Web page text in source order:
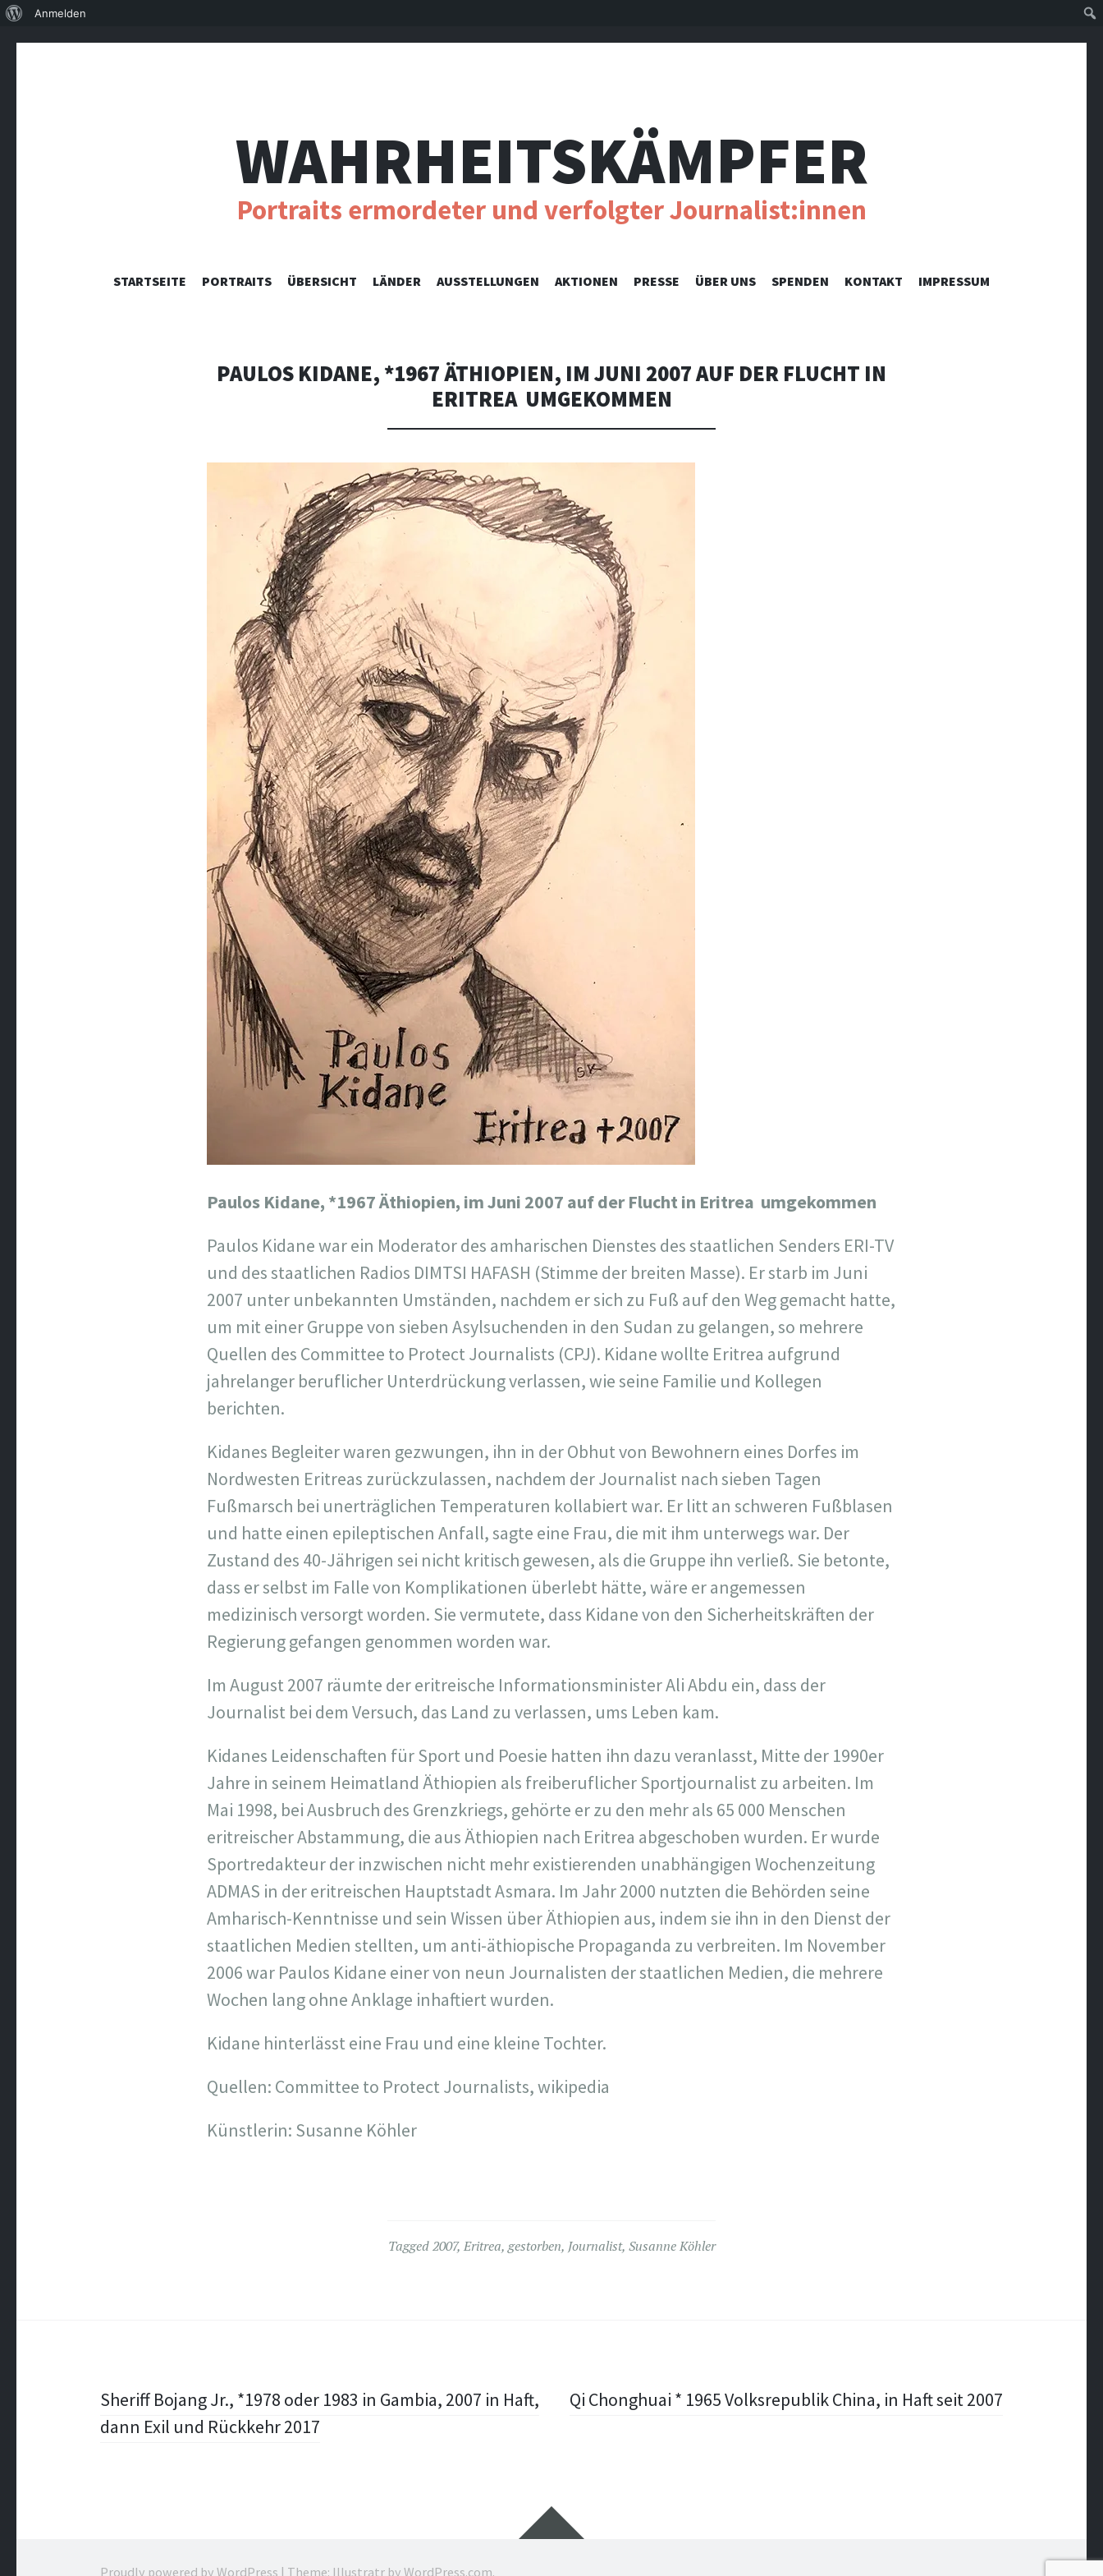
WAHRHEITSKÄMPFER
Portraits ermordeter und verfolgter Journalist:innen
SKIP
STARTSEITE PORTRAITS ÜBERSICHT LÄNDER AUSSTELLUNGEN AKTIONEN PRESSE ÜBER UNS SPENDEN KONTAKT IMPRESSUM
PAULOS KIDANE, *1967 ÄTHIOPIEN, IM JUNI 2007 AUF DER FLUCHT IN
ERITREA UMGEKOMMEN
Paulos Kidane, *1967 Äthiopien, im Juni 2007 auf der Flucht in Eritrea umgekommen
Paulos Kidane war ein Moderator des amharischen Dienstes des staatlichen Senders ERI-TV
und des staatlichen Radios DIMTSI HAFASH (Stimme der breiten Masse). Er starb im Juni
2007 unter unbekannten Umständen, nachdem er sich zu Fuß auf den Weg gemacht hatte,
um mit einer Gruppe von sieben Asylsuchenden in den Sudan zu gelangen, so mehrere
Quellen des Committee to Protect Journalists (CPJ). Kidane wollte Eritrea aufgrund
jahrelanger beruflicher Unterdrückung verlassen, wie seine Familie und Kollegen
berichten.
Kidanes Begleiter waren gezwungen, ihn in der Obhut von Bewohnern eines Dorfes im
Nordwesten Eritreas zurückzulassen, nachdem der Journalist nach sieben Tagen
Fußmarsch bei unerträglichen Temperaturen kollabiert war. Er litt an schweren Fußblasen
und hatte einen epileptischen Anfall, sagte eine Frau, die mit ihm unterwegs war. Der
Zustand des 40-Jährigen sei nicht kritisch gewesen, als die Gruppe ihn verließ. Sie betonte,
dass er selbst im Falle von Komplikationen überlebt hätte, wäre er angemessen
medizinisch versorgt worden. Sie vermutete, dass Kidane von den Sicherheitskräften der
Regierung gefangen genommen worden war.
Im August 2007 räumte der eritreische Informationsminister Ali Abdu ein, dass der
Journalist bei dem Versuch, das Land zu verlassen, ums Leben kam.
Kidanes Leidenschaften für Sport und Poesie hatten ihn dazu veranlasst, Mitte der 1990er
Jahre in seinem Heimatland Äthiopien als freiberuflicher Sportjournalist zu arbeiten. Im
Mai 1998, bei Ausbruch des Grenzkriegs, gehörte er zu den mehr als 65 000 Menschen
eritreischer Abstammung, die aus Äthiopien nach Eritrea abgeschoben wurden. Er wurde
Sportredakteur der inzwischen nicht mehr existierenden unabhängigen Wochenzeitung
ADMAS in der eritreischen Hauptstadt Asmara. Im Jahr 2000 nutzten die Behörden seine
Amharisch-Kenntnisse und sein Wissen über Äthiopien aus, indem sie ihn in den Dienst der
staatlichen Medien stellten, um anti-äthiopische Propaganda zu verbreiten. Im November
2006 war Paulos Kidane einer von neun Journalisten der staatlichen Medien, die mehrere
Wochen lang ohne Anklage inhaftiert wurden.
Kidane hinterlässt eine Frau und eine kleine Tochter.
Quellen: Committee to Protect Journalists, wikipedia
Künstlerin: Susanne Köhler
Tagged2007, Eritrea,gestorben, Journalist, Susanne Köhler
Post
navigation
Sheriff Bojang Jr., *1978 oder 1983 in Gambia, 2007 in Haft,
dann Exil und Rückkehr 2017
Qi Chonghuai * 1965 Volksrepublik China, in Haft seit 2007
Widgets
Proudly powered by WordPress | Theme: Illustratr by WordPress.com.
Über
Anmelden